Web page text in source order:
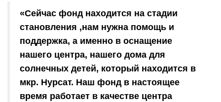
«Сейчас фонд находится на стадии
становления ,нам нужна помощь и
поддержка, а именно в оснащение
нашего центра, нашего дома для
солнечных детей, который находится в
мкр. Нурсат. Наш фонд в настоящее
время работает в качестве центра